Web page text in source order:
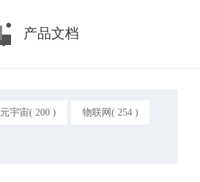
产品文档
元宇宙( 200 ) 物联网( 254 )